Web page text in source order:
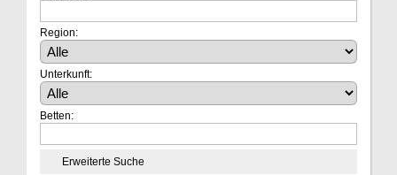
Region:
Unterkunft:
Betten:
Erweiterte Suche